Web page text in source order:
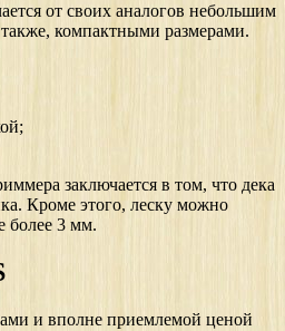
от своих аналогов небольшим
компактными размерами.
заключается в том, что дека
Кроме этого, леску можно
более 3 мм.
и вполне приемлемой ценой